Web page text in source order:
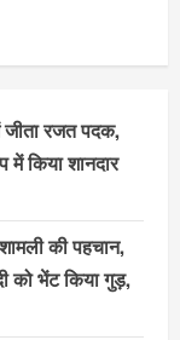
जीता रजत पदक,
में किया शानदार
की पहचान,
को भेंट किया गुड़,